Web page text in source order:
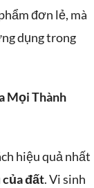
đơn lẻ, mà
dụng trong
Mọi Thành
hiệu quả nhất
của đất. Vi sinh